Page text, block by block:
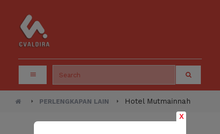
X
PERLENGKAPAN LAIN Hotel Mutmainnah